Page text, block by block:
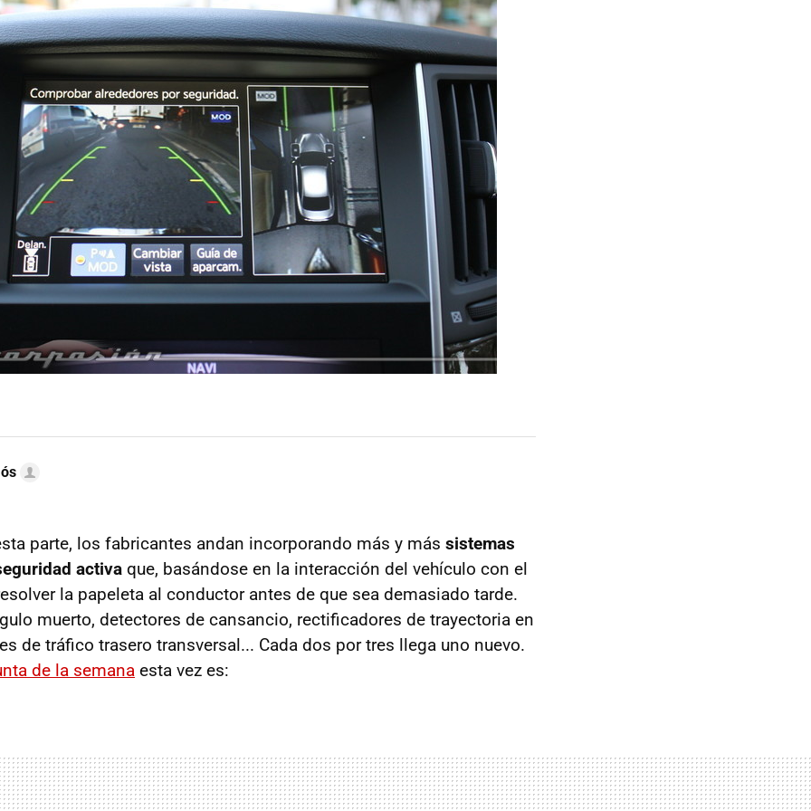
parte, los fabricantes andan incorporando más y más sistemas
activa que, basándose en la interacción del vehículo con el
la papeleta al conductor antes de que sea demasiado tarde.
muerto, detectores de cansancio, rectificadores de trayectoria en
de tráfico trasero transversal... Cada dos por tres llega uno nuevo.
de la semana esta vez es: